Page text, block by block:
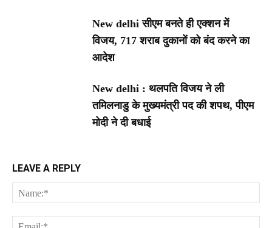
New delhi सीएम बनते ही एक्शन में
विजय, 717 शराब दुकानों को बंद करने का
आदेश
New delhi : थलपति विजय ने ली
तमिलनाडु के मुख्यमंत्री पद की शपथ, पीएम
मोदी ने दी बधाई
LEAVE A REPLY